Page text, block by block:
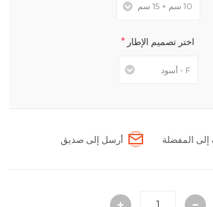
اختر تصميم الإطار *
المفضلة أرسل إلى صديق